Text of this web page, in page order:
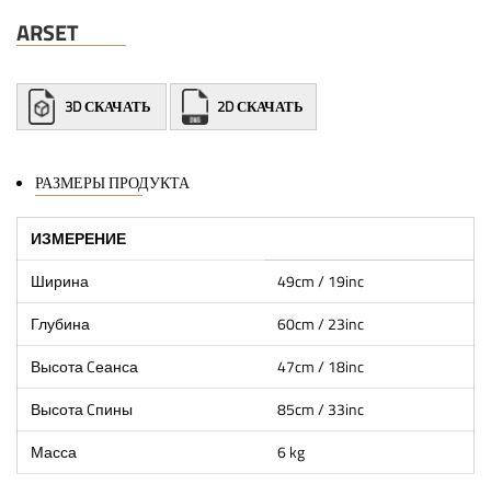
ARSET
3D СКАЧАТЬ 2D СКАЧАТЬ
РАЗМЕРЫ ПРОДУКТА
ИЗМЕРЕНИЕ
Ширина
49cm / 19inc
Глубина
60cm / 23inc
Высота Cеанса
47cm / 18inc
Высота Cпины
85cm / 33inc
Масса
6 kg